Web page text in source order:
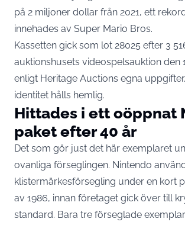
på 2 miljoner dollar från 2021, ett
innehades av Super Mario Bros.
Kassetten gick som lot 28025 efter 3
auktionshusets videospelsauktion den
enligt Heritage Auctions egna uppgifter
identitet hålls hemlig.
Hittades i ett oöppnat
paket efter 40 år
Det som gör just det här exemplaret
ovanliga förseglingen. Nintendo
klistermärkesförsegling under en kort
av 1986, innan företaget gick över till
standard. Bara tre förseglade